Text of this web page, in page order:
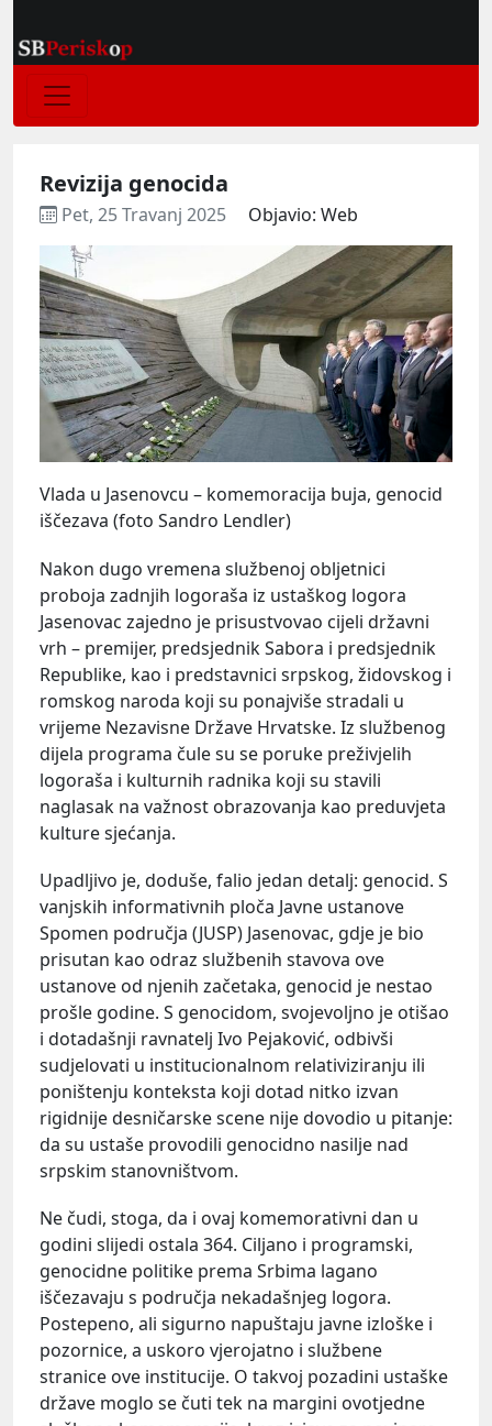
Revizija genocida
Pet, 25 Travanj 2025 Objavio: Web
Vlada u Jasenovcu – komemoracija buja, genocid
iščezava (foto Sandro Lendler)
Nakon dugo vremena službenoj obljetnici
proboja zadnjih logoraša iz ustaškog logora
Jasenovac zajedno je prisustvovao cijeli državni
vrh – premijer, predsjednik Sabora i predsjednik
Republike, kao i predstavnici srpskog, židovskog i
romskog naroda koji su ponajviše stradali u
vrijeme Nezavisne Države Hrvatske. Iz službenog
dijela programa čule su se poruke preživjelih
logoraša i kulturnih radnika koji su stavili
naglasak na važnost obrazovanja kao preduvjeta
kulture sjećanja.
Upadljivo je, doduše, falio jedan detalj: genocid. S
vanjskih informativnih ploča Javne ustanove
Spomen područja (JUSP) Jasenovac, gdje je bio
prisutan kao odraz službenih stavova ove
ustanove od njenih začetaka, genocid je nestao
prošle godine. S genocidom, svojevoljno je otišao
i dotadašnji ravnatelj Ivo Pejaković, odbivši
sudjelovati u institucionalnom relativiziranju ili
poništenju konteksta koji dotad nitko izvan
rigidnije desničarske scene nije dovodio u pitanje:
da su ustaše provodili genocidno nasilje nad
srpskim stanovništvom.
Ne čudi, stoga, da i ovaj komemorativni dan u
godini slijedi ostala 364. Ciljano i programski,
genocidne politike prema Srbima lagano
iščezavaju s područja nekadašnjeg logora.
Postepeno, ali sigurno napuštaju javne izloške i
pozornice, a uskoro vjerojatno i službene
stranice ove institucije. O takvoj pozadini ustaške
države moglo se čuti tek na margini ovotjedne